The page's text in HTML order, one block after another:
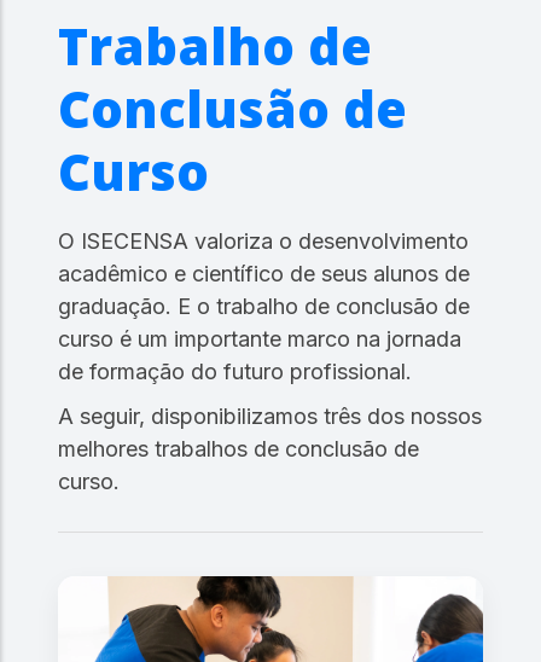
Trabalho de
Conclusão de
Curso
O ISECENSA valoriza o desenvolvimento
acadêmico e científico de seus alunos de
graduação. E o trabalho de conclusão de
curso é um importante marco na jornada
de formação do futuro profissional.
A seguir, disponibilizamos três dos nossos
melhores trabalhos de conclusão de
curso.